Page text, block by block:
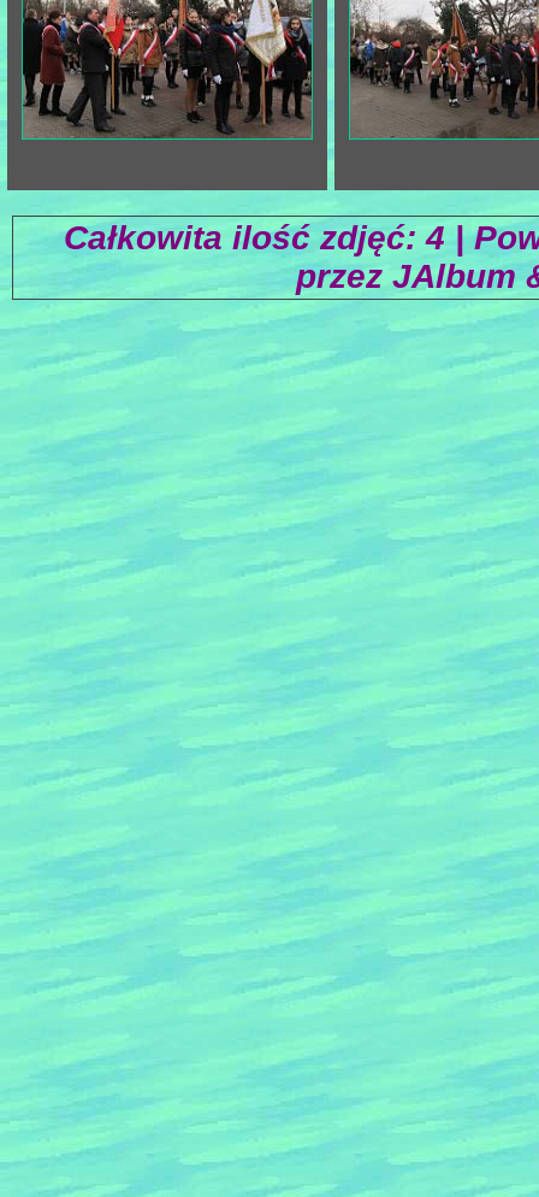
Całkowita ilość zdjęć:4|
przez JAlbum